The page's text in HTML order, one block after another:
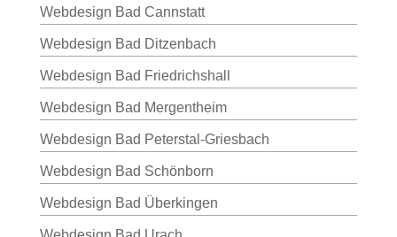
Webdesign Bad Cannstatt
Webdesign Bad Ditzenbach
Webdesign Bad Friedrichshall
Webdesign Bad Mergentheim
Webdesign Bad Peterstal-Griesbach
Webdesign Bad Schönborn
Webdesign Bad Überkingen